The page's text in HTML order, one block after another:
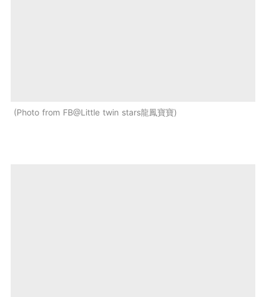
Photo from FB@Little twin stars龍鳳寶寶